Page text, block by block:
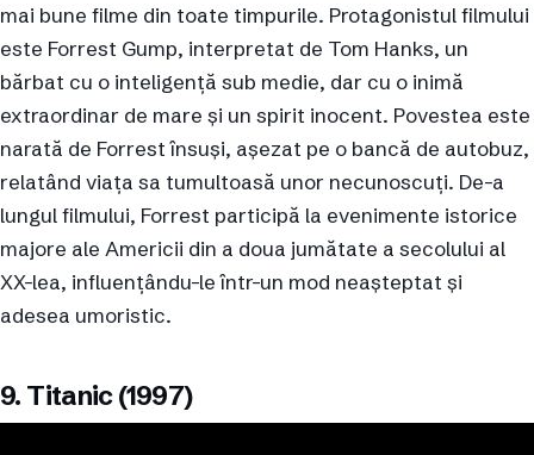
mai bune filme din toate timpurile. Protagonistul filmului
este Forrest Gump, interpretat de Tom Hanks, un
bărbat cu o inteligență sub medie, dar cu o inimă
extraordinar de mare și un spirit inocent. Povestea este
narată de Forrest însuși, așezat pe o bancă de autobuz,
relatând viața sa tumultoasă unor necunoscuți. De-a
lungul filmului, Forrest participă la evenimente istorice
majore ale Americii din a doua jumătate a secolului al
XX-lea, influențându-le într-un mod neașteptat și
adesea umoristic.
9. Titanic (1997)